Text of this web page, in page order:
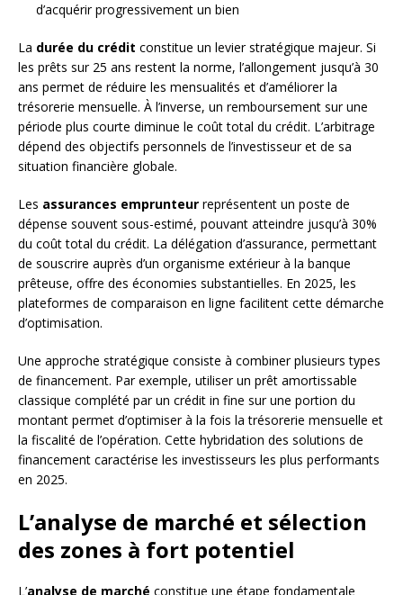
d’acquérir progressivement un bien
La durée du crédit constitue un levier stratégique majeur. Si
les prêts sur 25 ans restent la norme, l’allongement jusqu’à 30
ans permet de réduire les mensualités et d’améliorer la
trésorerie mensuelle. À l’inverse, un remboursement sur une
période plus courte diminue le coût total du crédit. L’arbitrage
dépend des objectifs personnels de l’investisseur et de sa
situation financière globale.
Les assurances emprunteur représentent un poste de
dépense souvent sous-estimé, pouvant atteindre jusqu’à 30%
du coût total du crédit. La délégation d’assurance, permettant
de souscrire auprès d’un organisme extérieur à la banque
prêteuse, offre des économies substantielles. En 2025, les
plateformes de comparaison en ligne facilitent cette démarche
d’optimisation.
Une approche stratégique consiste à combiner plusieurs types
de financement. Par exemple, utiliser un prêt amortissable
classique complété par un crédit in fine sur une portion du
montant permet d’optimiser à la fois la trésorerie mensuelle et
la fiscalité de l’opération. Cette hybridation des solutions de
financement caractérise les investisseurs les plus performants
en 2025.
L’analyse de marché et sélection
des zones à fort potentiel
L’analyse de marché constitue une étape fondamentale